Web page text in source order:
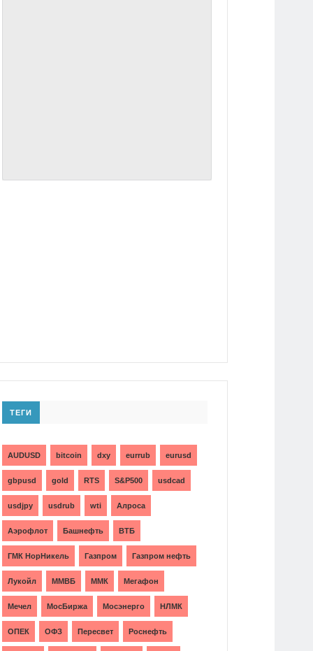
ТЕГИ
AUDUSD bitcoin dxy eurrub eurusd
gbpusd gold RTS S&P500 usdcad
usdjpy usdrub wti Алроса
Аэрофлот Башнефть ВТБ
ГМК НорНикель Газпром Газпром нефть
Лукойл ММВБ ММК Мегафон
Мечел МосБиржа Мосэнерго НЛМК
ОПЕК ОФЗ Пересвет Роснефть